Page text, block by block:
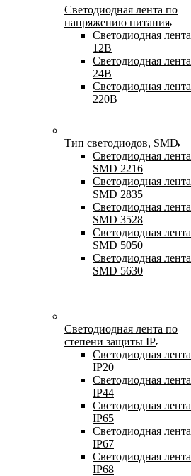
Светодиодная лента по
напряжению питания
Светодиодная лента
12В
Светодиодная лента
24В
Светодиодная лента
220В
Тип светодиодов, SMD
Cветодиодная лента
SMD 2216
Светодиодная лента
SMD 2835
Светодиодная лента
SMD 3528
Светодиодная лента
SMD 5050
Светодиодная лента
SMD 5630
Светодиодная лента по
степени защиты IP
Светодиодная лента
IP20
Светодиодная лента
IP44
Светодиодная лента
IP65
Светодиодная лента
IP67
Светодиодная лента
IP68